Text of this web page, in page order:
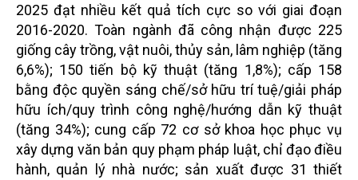
2025 đạt nhiều kết quả tích cực so với giai đoạn
2016-2020. Toàn ngành đã công nhận được 225
giống cây trồng, vật nuôi, thủy sản, lâm nghiệp (tăng
6,6%); 150 tiến bộ kỹ thuật (tăng 1,8%); cấp 158
bằng độc quyền sáng chế/sở hữu trí tuệ/giải pháp
hữu ích/quy trình công nghệ/hướng dẫn kỹ thuật
(tăng 34%); cung cấp 72 cơ sở khoa học phục vụ
xây dựng văn bản quy phạm pháp luật, chỉ đạo điều
hành, quản lý nhà nước; sản xuất được 31 thiết